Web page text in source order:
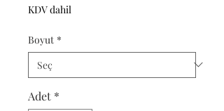
KDV dahil
Boyut *
Adet *